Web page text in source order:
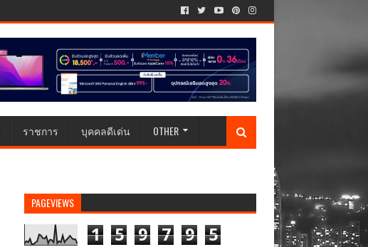
ราชการ บุคคลดีเด่น
OTHER
PAGEVIEWS
1 5 9 7 9 5